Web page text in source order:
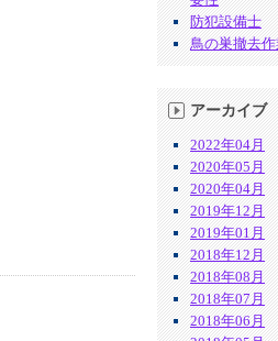
防犯設備士
鳥の巣撤去
アーカイブ
2022年04月
2020年05月
2020年04月
2019年12月
2019年01月
2018年12月
2018年08月
2018年07月
2018年06月